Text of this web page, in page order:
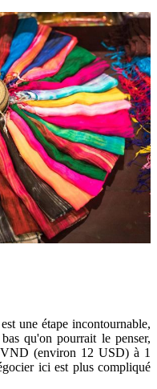
est une étape incontournable,
qu'on pourrait le penser,
VND (environ 12 USD) à 1
ici est plus compliqué